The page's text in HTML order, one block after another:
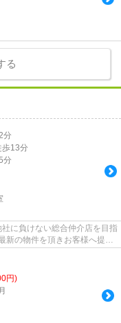
る
分
歩13分
分
に負けない総合仲介店を目指
新の物件を頂きお客様へ提供
円)